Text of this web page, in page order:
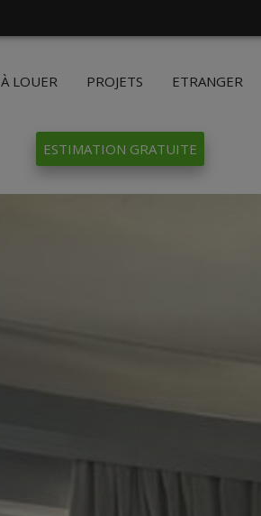
À LOUER PROJETS ETRANGER
ESTIMATION GRATUITE